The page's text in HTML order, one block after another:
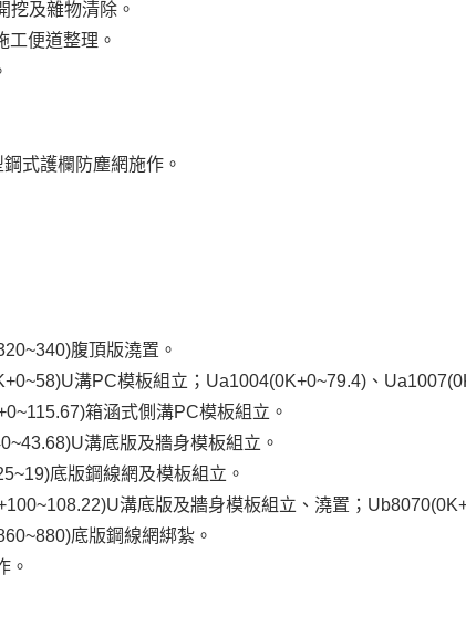
挖及雜物清除。
工便道整理。
式護欄防塵網施作。
腹頂版澆置。
溝PC模板組立；Ua1004(0K+0~79.4)、
箱涵式側溝PC模板組立。
溝底版及牆身模板組立。
底版鋼線網及模板組立。
溝底版及牆身模板組立、澆置；
底版鋼線網綁紮。
。